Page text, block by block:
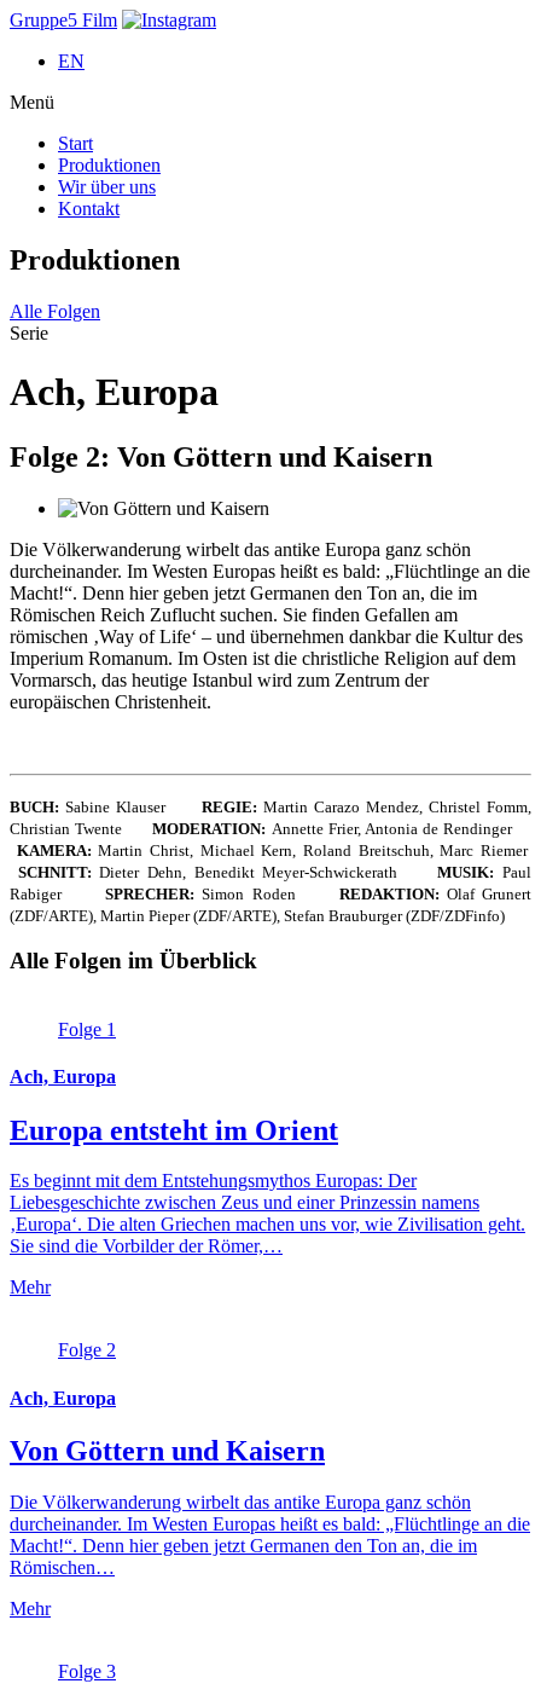
Gruppe5 Film
EN
Menü
Start
Produktionen
Wir über uns
Kontakt
Produktionen
Alle Folgen
Serie
Ach, Europa
Folge 2: Von Göttern und Kaisern
Die Völkerwanderung wirbelt das antike Europa ganz schön
durcheinander. Im Westen Europas heißt es bald: „Flüchtlinge an die
Macht!“. Denn hier geben jetzt Germanen den Ton an, die im
Römischen Reich Zuflucht suchen. Sie finden Gefallen am
römischen ‚Way of Life‘ – und übernehmen dankbar die Kultur des
Imperium Romanum. Im Osten ist die christliche Religion auf dem
Vormarsch, das heutige Istanbul wird zum Zentrum der
europäischen Christenheit.
BUCH: Sabine Klauser REGIE: Martin Carazo Mendez, Christel Fomm,
Christian TwenteMODERATION: Annette Frier, Antonia de Rendinger
KAMERA: Martin Christ, Michael Kern, Roland Breitschuh, Marc Riemer
SCHNITT: Dieter Dehn, Benedikt Meyer-SchwickerathMUSIK: Paul
RabigerSPRECHER: Simon Roden REDAKTION: Olaf Grunert
(ZDF/ARTE), Martin Pieper (ZDF/ARTE), Stefan Brauburger (ZDF/ZDFinfo)
Alle Folgen im Überblick
Folge 1
Ach, Europa
Europa entsteht im Orient
Es beginnt mit dem Entstehungsmythos Europas: Der
Liebesgeschichte zwischen Zeus und einer Prinzessin namens
‚Europa‘. Die alten Griechen machen uns vor, wie Zivilisation geht.
Sie sind die Vorbilder der Römer,…
Mehr
Folge 2
Ach, Europa
Von Göttern und Kaisern
Die Völkerwanderung wirbelt das antike Europa ganz schön
durcheinander. Im Westen Europas heißt es bald: „Flüchtlinge an die
Macht!“. Denn hier geben jetzt Germanen den Ton an, die im
Römischen…
Mehr
Folge 3